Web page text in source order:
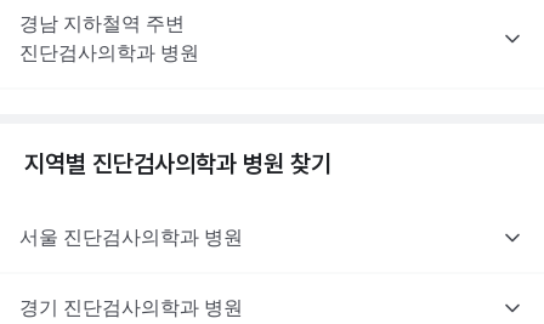
경남 지하철역 주변
진단검사의학과 병원
지역별 진단검사의학과 병원 찾기
서울 진단검사의학과 병원
경기 진단검사의학과 병원